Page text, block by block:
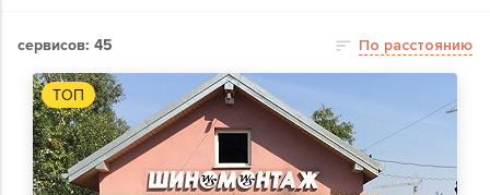
сервисов: 45 По расстоянию
ТОП